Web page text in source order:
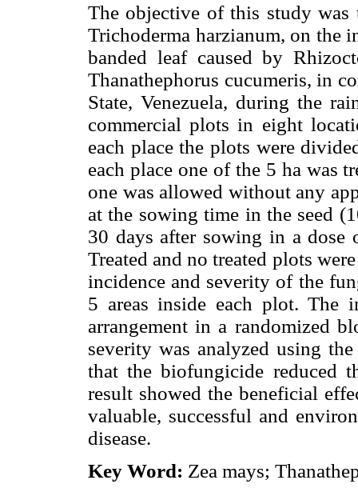
The objective of this study
Trichoderma harzianum, on the
banded leaf caused by
Thanathephorus cucumeris, in
State, Venezuela, during the
commercial plots in eight
each place the plots were
each place one of the 5 ha was
one was allowed without any
at the sowing time in the seed
30 days after sowing in a
Treated and no treated plots
incidence and severity of the
5 areas inside each plot. The
arrangement in a randomized
severity was analyzed using
that the biofungicide reduced
result showed the beneficial
valuable, successful and
disease.
Key Word: Zea mays;